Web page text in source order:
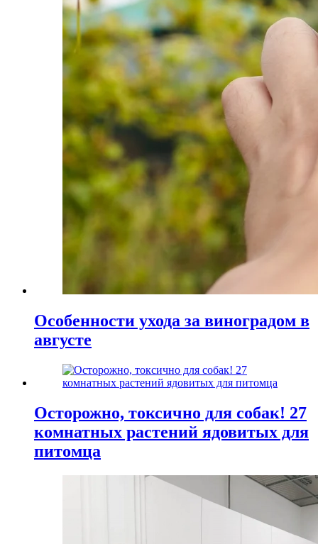
Особенности ухода за виноградом в
августе
Осторожно, токсично для собак! 27
комнатных растений ядовитых для
питомца